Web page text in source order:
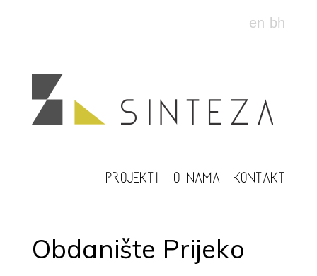
en bh
PROJEKTI O NAMA KONTAKT
Obdanište Prijeko